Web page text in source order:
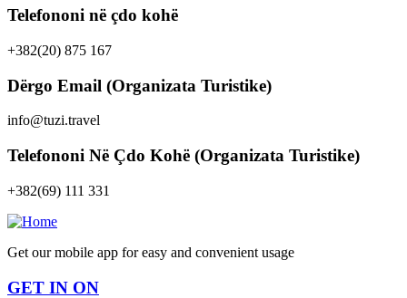
Telefononi në çdo kohë
+382(20) 875 167
Dërgo Email (Organizata Turistike)
info@tuzi.travel
Telefononi Në Çdo Kohë (Organizata Turistike)
+382(69) 111 331
Get our mobile app for easy and convenient usage
GET IN ON